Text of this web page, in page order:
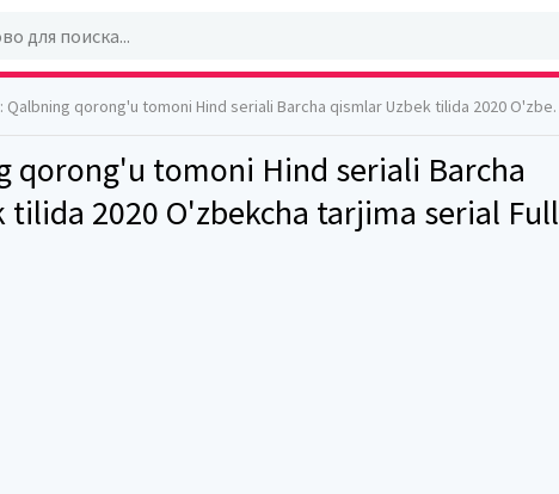
qorong'u tomoni Hind seriali Barcha qismlar Uzbek tilida 2020 O'zbekcha tarjima serial Full HD skachat
qorong'u tomoni Hind seriali Barcha
tilida 2020 O'zbekcha tarjima serial Full